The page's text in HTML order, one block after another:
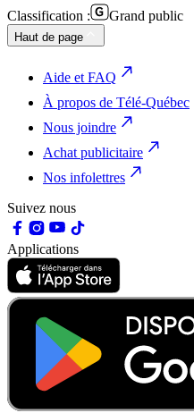
Classification :
Grand public
Haut de page
Aide et FAQ
À propos de Télé-Québec
Nous joindre
Achat publicitaire
Nos infolettres
Suivez nous
Applications